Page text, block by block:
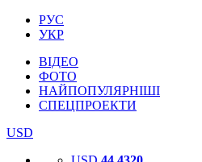
РУС
УКР
ВІДЕО
ФОТО
НАЙПОПУЛЯРНІШІ
СПЕЦПРОЕКТИ
USD